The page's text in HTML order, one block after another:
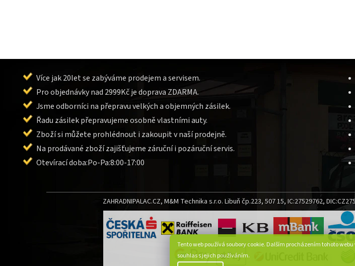
Tento web používá soubory cookie. Dalším procházením tohoto
souhlas s jejich používáním.
Více jak 20let se zabýváme prodejem a servisem.
Pro objednávky nad 2999Kč je doprava ZDARMA.
Jsme odborníci na přepravu velkých a objemných zásilek.
Řadu zásilek přepravujeme osobně vlastními auty.
Zboží si můžete prohlédnout i zakoupit v naší prodejně.
Na prodávané zboží zajišťujeme záruční i pozáruční servis.
Otevírací doba:Po-Pa:8:00-17:00
ZAHRADNIPALAC.CZ, M&M Technika s.r.o. Libuň čp.223, 507 15, IC:27529762,